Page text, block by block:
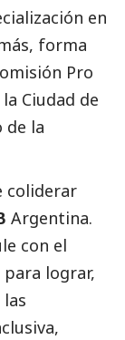
en
forma
Pro
Ciudad de
de la
coliderar
Argentina.
con el
lograr,